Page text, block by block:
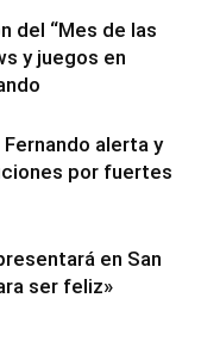
del “Mes de las
y juegos en
alerta y
por fuertes
en San
ser feliz»